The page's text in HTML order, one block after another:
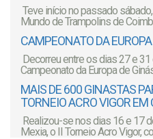
Teve início no passado
Mundo de Trampolins de
CAMPEONATO DA
Decorreu entre os dias 27 e 31
Campeonato da Europa de
MAIS DE 600 GINASTAS
TORNEIO ACRO VIGOR EM
Realizou-se nos dias 16 e 17
Mexia, o II Torneio Acro Vigor,